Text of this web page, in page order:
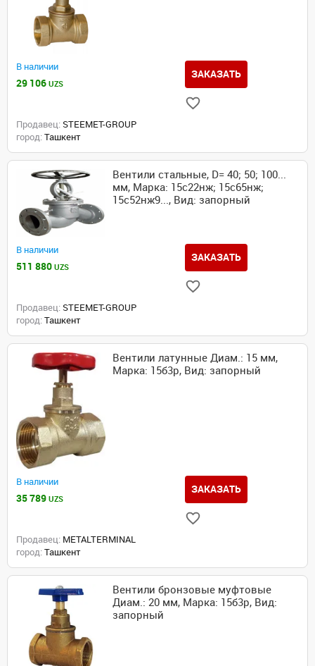
В наличии
29 106 UZS
ЗАКАЗАТЬ
Продавец: STEEMET-GROUP
город: Ташкент
Вентили стальные, D= 40; 50; 100...
мм, Марка: 15с22нж; 15с65нж;
15с52нж9..., Вид: запорный
В наличии
511 880 UZS
ЗАКАЗАТЬ
Продавец: STEEMET-GROUP
город: Ташкент
Вентили латунные Диам.: 15 мм,
Марка: 15б3р, Вид: запорный
В наличии
35 789 UZS
ЗАКАЗАТЬ
Продавец: METALTERMINAL
город: Ташкент
Вентили бронзовые муфтовые
Диам.: 20 мм, Марка: 15б3р, Вид:
запорный